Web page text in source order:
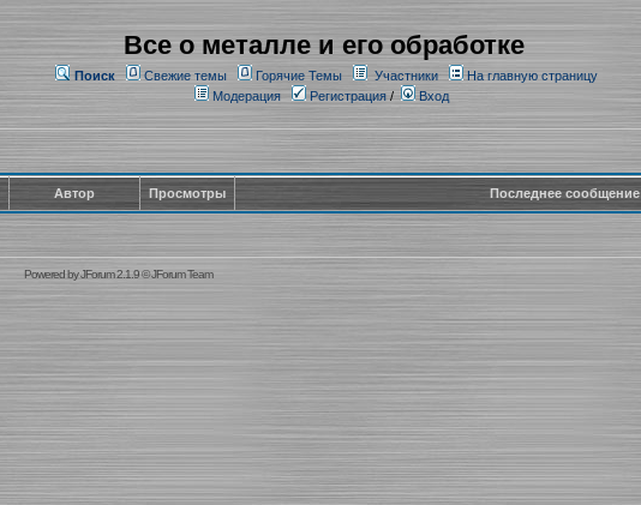
Все о металле и его обработке
Поиск Свежие темы Горячие Темы Участники
На главную страницу
Модерация
Регистрация/ Вход
Автор Просмотры Последнее сообщение
Powered byJForum 2.1.9©JForum Team